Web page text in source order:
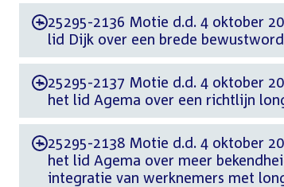
-25295-2136 Motie d.d. 4 oktober
lid Dijk over een brede
-25295-2137 Motie d.d. 4 oktober
het lid Agema over een richtlijn
-25295-2138 Motie d.d. 4 oktober
het lid Agema over meer
integratie van werknemers met